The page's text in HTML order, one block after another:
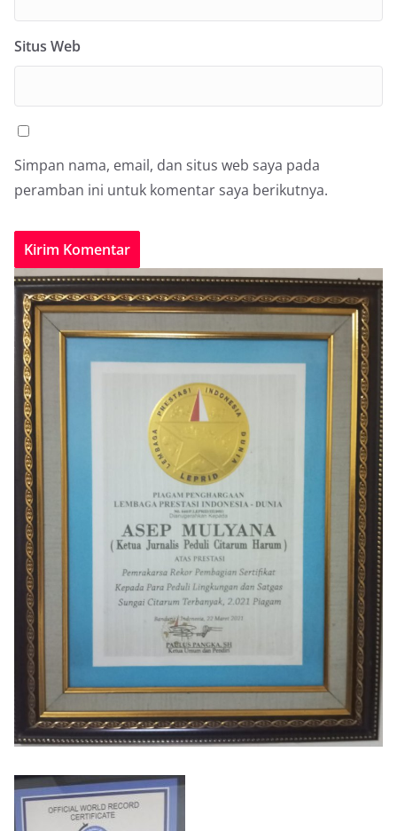
Situs Web
Simpan nama, email, dan situs web saya pada
peramban ini untuk komentar saya berikutnya.